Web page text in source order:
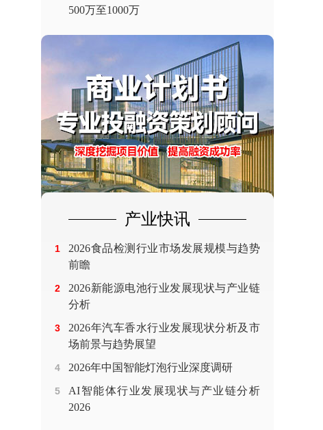
500万至1000万
产业快讯
1
2026食品检测行业市场发展规模与趋势
前瞻
2
2026新能源电池行业发展现状与产业链
分析
3
2026年汽车香水行业发展现状分析及市
场前景与趋势展望
4 2026年中国智能灯泡行业深度调研
5
AI智能体行业发展现状与产业链分析
2026